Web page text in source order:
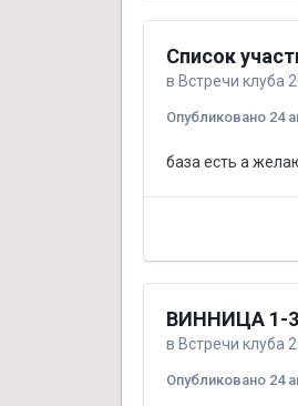
Список
в Встречи клуба
Опубликовано 24
база есть а
ВИННИЦА 1-
в Встречи клуба
Опубликовано 24